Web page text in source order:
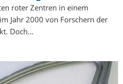
roter Zentren in einem
Jahr 2000 von Forschern der
Doch…